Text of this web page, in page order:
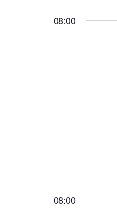
08:00
08:00